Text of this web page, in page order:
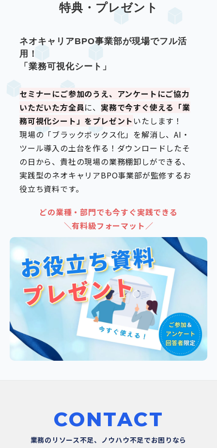
特典・プレゼント
ネオキャリアBPO事業部が現場でフル活
用！
「業務可視化シート」
セミナーにご参加のうえ、アンケートにご協力
いただいた方全員に、 実務で今すぐ使える「業
務可視化シート」をプレゼント いたします！
現場の「ブラックボックス化」を解消し、AI・
ツール導入の土台を作る！ダウンロードしたそ
の日から、貴社の現場の業務棚卸しができる、
実践型のネオキャリアBPO事業部が監修するお
役立ち資料です。
どの業種・部門でも今すぐ実践できる
＼有料級フォーマット／
CONTACT
業務のリソース不足、ノウハウ不足でお困りなら